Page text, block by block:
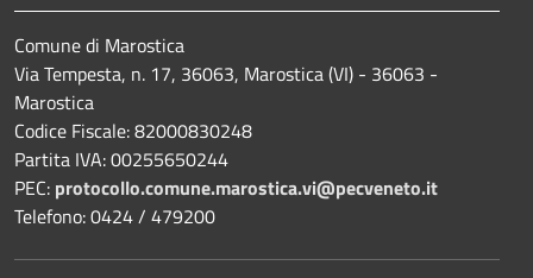
Comune di Marostica
Via Tempesta, n. 17, 36063, Marostica (VI) - 36063 -
Marostica
Codice Fiscale: 82000830248
Partita IVA: 00255650244
PEC: protocollo.comune.marostica.vi@pecveneto.it
Telefono: 0424 / 479200